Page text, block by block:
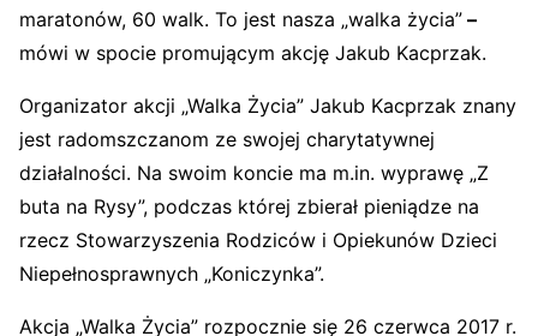
maratonów, 60 walk. To jest nasza „walka życia” –
mówi w spocie promującym akcję Jakub Kacprzak.
Organizator akcji „Walka Życia” Jakub Kacprzak znany
jest radomszczanom ze swojej charytatywnej
działalności. Na swoim koncie ma m.in. wyprawę „Z
buta na Rysy”, podczas której zbierał pieniądze na
rzecz Stowarzyszenia Rodziców i Opiekunów Dzieci
Niepełnosprawnych „Koniczynka”.
Akcja „Walka Życia” rozpocznie się 26 czerwca 2017 r.